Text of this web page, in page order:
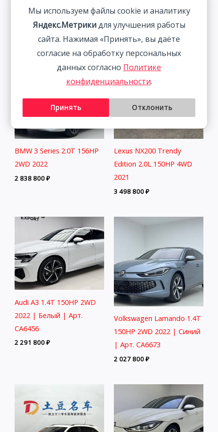
2 464 800₽
| Арт. CA3962
1 993 700₽
BMW 3 Series 2.0T 156HP
2WD 2022
2 838 800₽
Lexus NX200 Trendy
Edition 2.0L 150HP 4WD
2021
3 498 800₽
Audi A3 1.4T 150HP 2WD
2022 | Белый | Арт.
CA6456
2 291 800₽
Volkswagen Lamando 1.4T
150HP 2WD 2022 | Синий
| Арт. CA6673
2 027 800₽
Мы используем файлы cookie и аналитику
Яндекс.Метрикидля улучшения работы
сайта. Нажимая «Принять», вы даёте
согласие на обработку персональных
данных согласно Политике
конфиденциальности.
Принять Отклонить